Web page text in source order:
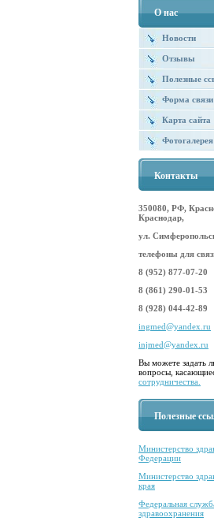
О нас
Новости
Отзывы
Полезные
Форма связи
Карта сайта
Фотогалерея
Контакты
350080, РФ,
Краснодар,
ул.
телефоны для
8 (952) 877-07-20
8 (861) 290-01-53
8 (928) 044-42-89
ingmed@yandex.ru
injmed@yandex.ru
Вы можете задать
вопросы,
сотрудничества.
Полезные
Министерство
Федерации
Министерство
края
Федеральная
здравоохранения